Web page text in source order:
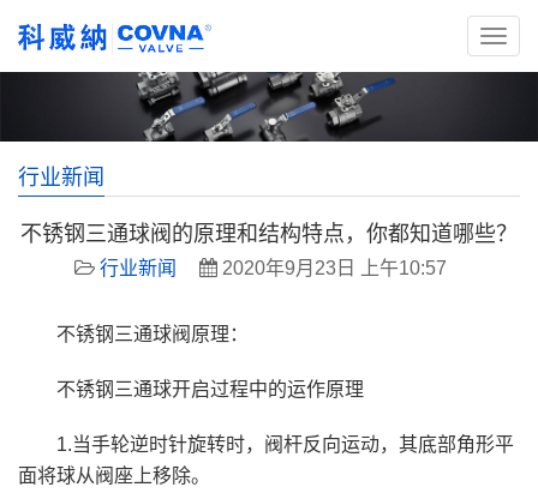
行业新闻
不锈钢三通球阀的原理和结构特点，你都知道哪些？
行业新闻 2020年9月23日 上午10:57
不锈钢三通球阀原理：
不锈钢三通球开启过程中的运作原理
1.当手轮逆时针旋转时，阀杆反向运动，其底部角形平
面将球从阀座上移除。